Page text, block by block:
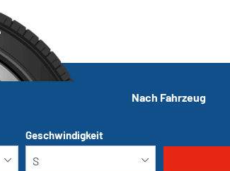
Nach Fahrzeug
Geschwindigkeit